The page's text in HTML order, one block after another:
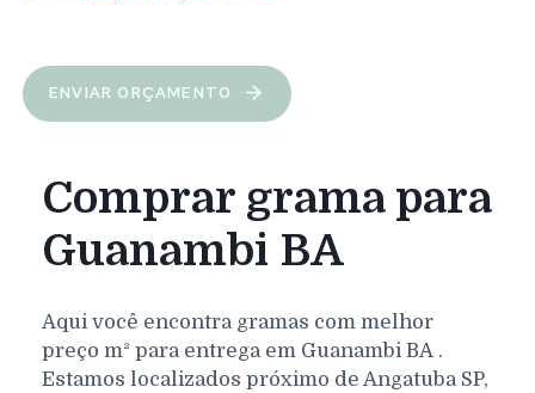
ENVIAR ORÇAMENTO
Comprar grama para
Guanambi BA
Aqui você encontra gramas com melhor
preço m² para entrega em Guanambi BA .
Estamos localizados próximo de Angatuba SP,